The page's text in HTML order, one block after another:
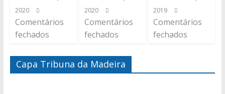
2020
Comentários
fechados
2020
Comentários
fechados
2019
Comentários
fechados
Capa Tribuna da Madeira